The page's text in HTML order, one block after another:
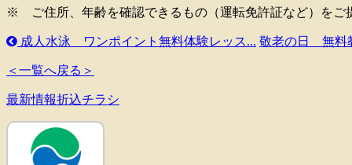
※ ご住所、年齢を確認できるもの（運転免許証など）をご
成人水泳 ワンポイント無料体験レッス... 敬老の日 無料
＜一覧へ戻る＞
最新情報折込チラシ